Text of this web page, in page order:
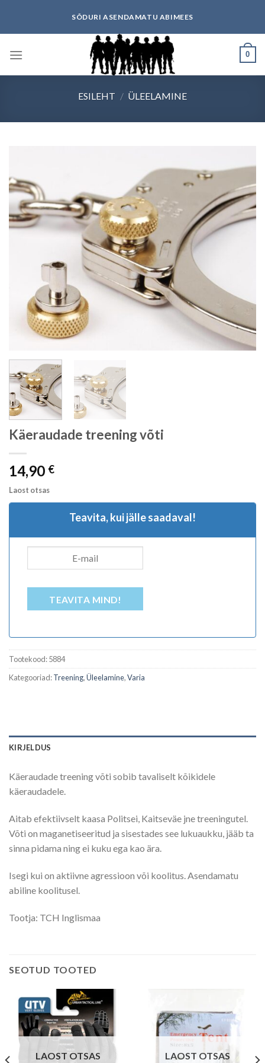
content
SÕDURI ASENDAMATU ABIMEES
0
ESILEHT / ÜLEELAMINE
Käeraudade treening võti
14,90 €
Laost otsas
Teavita, kui jälle saadaval!
TEAVITA MIND!
Tootekood:5884
Kategooriad:Treening,Üleelamine,Varia
KIRJELDUS
Käeraudade treening võti sobib tavaliselt kõikidele
käeraudadele.
Aitab efektiivselt kaasa Politsei, Kaitseväe jne treeningutel.
Võti on maganetiseeritud ja sisestades see lukuaukku, jääb ta
sinna pidama ning ei kuku ega kao ära.
Isegi kui on aktiivne agressioon või koolitus. Asendamatu
abiline koolitusel.
Tootja: TCH Inglismaa
SEOTUD TOOTED
LAOST OTSAS LAOST OTSAS